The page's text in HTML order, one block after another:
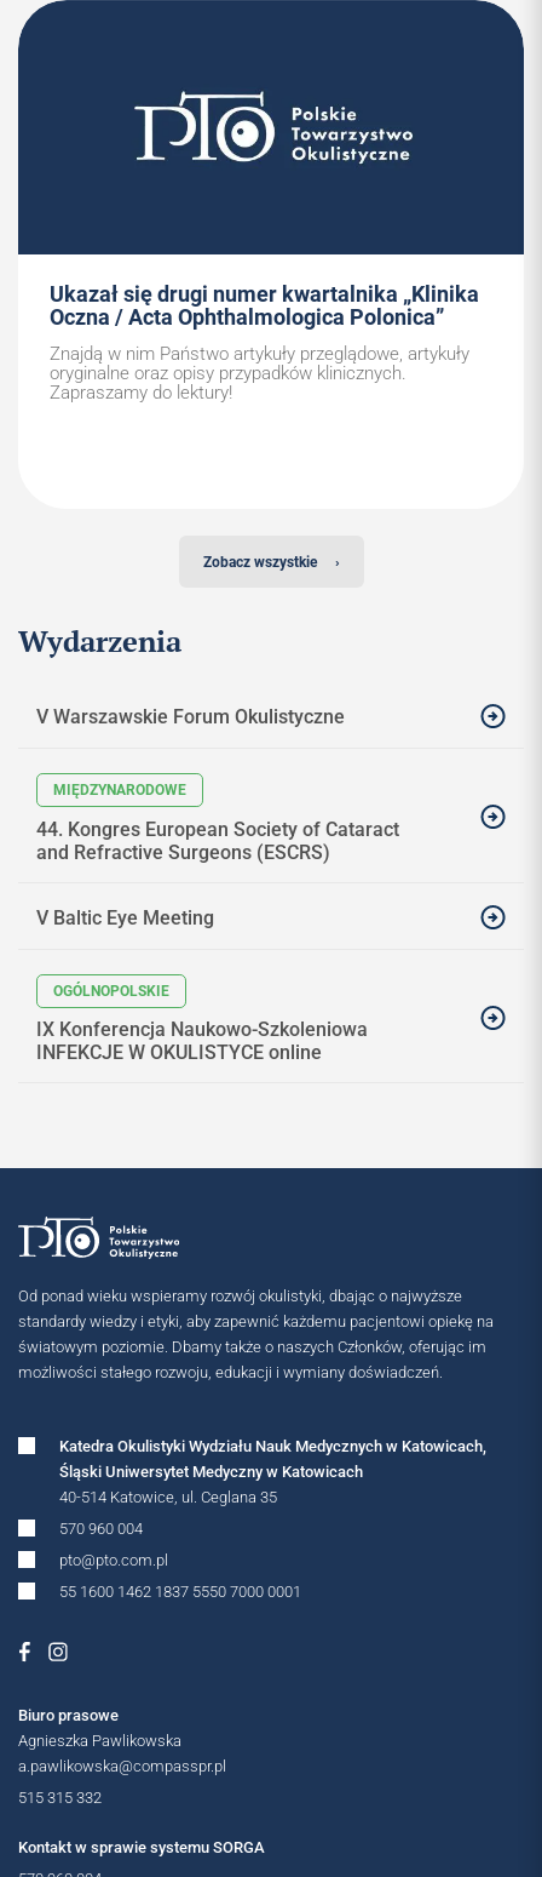
Ukazał się drugi numer kwartalnika „Klinika
Oczna / Acta Ophthalmologica Polonica”
Znajdą w nim Państwo artykuły przeglądowe, artykuły
oryginalne oraz opisy przypadków klinicznych.
Zapraszamy do lektury!
Zobacz wszystkie ›
Wydarzenia
V Warszawskie Forum Okulistyczne
44. Kongres European Society of Cataract
and Refractive Surgeons (ESCRS)
V Baltic Eye Meeting
IX Konferencja Naukowo-Szkoleniowa
INFEKCJE W OKULISTYCE online
Od ponad wieku wspieramy rozwój okulistyki, dbając o najwyższe
standardy wiedzy i etyki, aby zapewnić każdemu pacjentowi opiekę na
światowym poziomie. Dbamy także o naszych Członków, oferując im
możliwości stałego rozwoju, edukacji i wymiany doświadczeń.
Katedra Okulistyki Wydziału Nauk Medycznych w Katowicach,
Śląski Uniwersytet Medyczny w Katowicach
40-514 Katowice, ul. Ceglana 35
570 960 004
pto@pto.com.pl
55 1600 1462 1837 5550 7000 0001
Biuro prasowe
Agnieszka Pawlikowska
a.pawlikowska@compasspr.pl
515 315 332
Kontakt w sprawie systemu SORGA